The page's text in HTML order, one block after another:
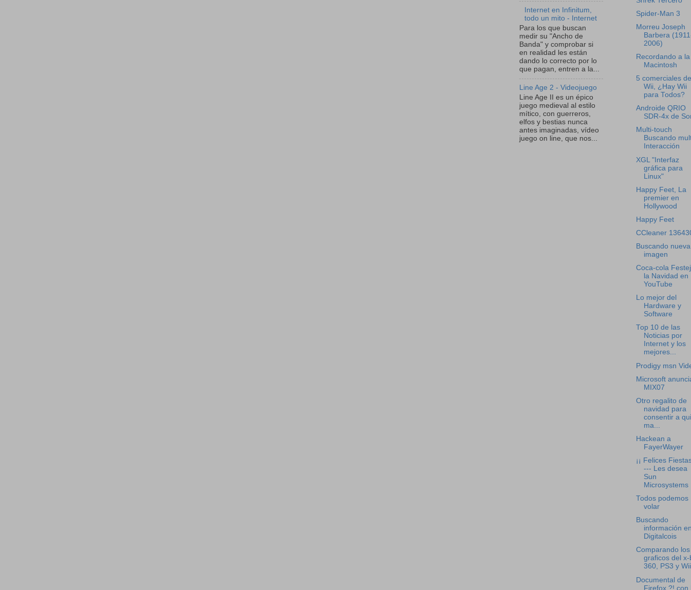
Internet en Infinitum,
todo un mito - Internet
Para los que buscan
medir su "Ancho de
Banda" y comprobar si
en realidad les están
dando lo correcto por lo
que pagan, entren a la...
Line Age 2 - Videojuego
Line Age II es un épico
juego medieval al estilo
mítico, con guerreros,
elfos y bestias nunca
antes imaginadas, vídeo
juego on line, que nos...
Spider-Man 3
Morreu Joseph
Barbera
2006)
Recordando a la
Macintosh
5 comerciales
Wii, ¿Hay Wii
para Todos?
Androide QRIO
SDR-4x de
Multi-touch
Buscando
Interacción
XGL "Interfaz
gráfica para
Linux"
Happy Feet, La
premier en
Hollywood
Happy Feet
CCleaner
Buscando nueva
imagen
Coca-cola
la Navidad en
YouTube
Lo mejor del
Hardware y
Software
Top 10 de las
Noticias por
Internet y los
mejores...
Prodigy msn
Microsoft
MIX07
Otro regalito de
navidad para
consentir a
ma...
Hackean a
FayerWayer
¡¡ Felices
--- Les desea
Sun
Microsystems
Todos podemos
volar
Buscando
información
Digitalcois
Comparando los
graficos del x-
360, PS3 y Wii
Documental de
Firefox ?! con